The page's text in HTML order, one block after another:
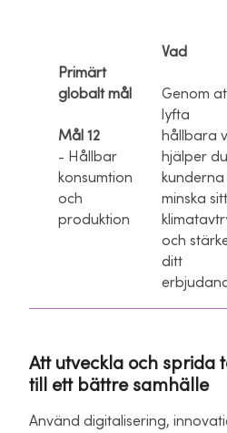
Primärt
globalt mål
Mål 12
- Hållbar
konsumtion
och
produktion
Vad
Genom
lyfta
hållbara
hjälper du
minska sitt
och
ditt
Att utveckla och sprida
till ett bättre samhälle
Använd digitalisering,